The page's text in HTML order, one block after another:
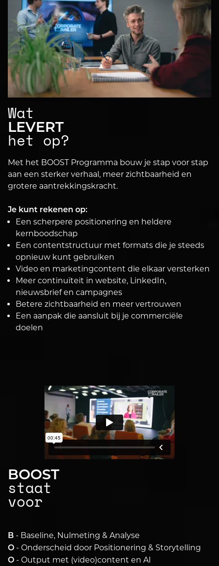
Wat
LEVERT
het op?
Met het BOOST Programma bouw je stap voor stap
aan een sterker verhaal, meer zichtbaarheid en
grotere aantrekkingskracht.
Je kunt rekenen op:
Een scherpere positionering en heldere
kernboodschap
Een contentstructuur met formats die je steeds
opnieuw kunt gebruiken
Video en marketingcontent die elkaar versterken
Meer continuïteit in website, LinkedIn,
nieuwsbrief en campagnes
Betere zichtbaarheid en meer vertrouwen
Een aanpak die aansluit bij je commerciële
doelen
BOOST
staat
voor
B - Baseline, Nulmeting & Analyse
O - Onderscheid door Positionering & Storytelling
O - Output met (video)content en AI